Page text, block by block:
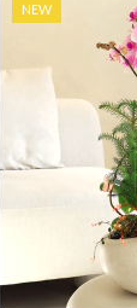
NEW